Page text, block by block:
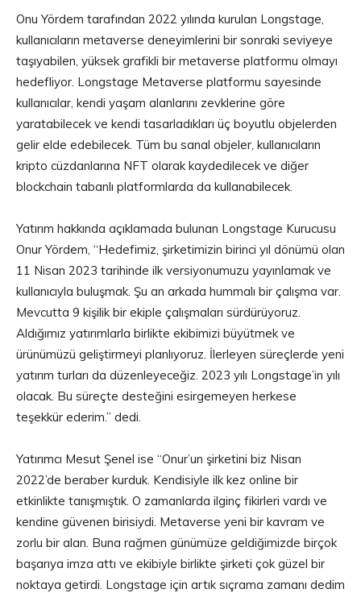
Onu Yördem tarafından 2022 yılında kurulan Longstage,
kullanıcıların metaverse deneyimlerini bir sonraki seviyeye
taşıyabilen, yüksek grafikli bir metaverse platformu olmayı
hedefliyor. Longstage Metaverse platformu sayesinde
kullanıcılar, kendi yaşam alanlarını zevklerine göre
yaratabilecek ve kendi tasarladıkları üç boyutlu objelerden
gelir elde edebilecek. Tüm bu sanal objeler, kullanıcıların
kripto cüzdanlarına NFT olarak kaydedilecek ve diğer
blockchain tabanlı platformlarda da kullanabilecek.
Yatırım hakkında açıklamada bulunan Longstage Kurucusu
Onur Yördem, “Hedefimiz, şirketimizin birinci yıl dönümü olan
11 Nisan 2023 tarihinde ilk versiyonumuzu yayınlamak ve
kullanıcıyla buluşmak. Şu an arkada hummalı bir çalışma var.
Mevcutta 9 kişilik bir ekiple çalışmaları sürdürüyoruz.
Aldığımız yatırımlarla birlikte ekibimizi büyütmek ve
ürünümüzü geliştirmeyi planlıyoruz. İlerleyen süreçlerde yeni
yatırım turları da düzenleyeceğiz. 2023 yılı Longstage’in yılı
olacak. Bu süreçte desteğini esirgemeyen herkese
teşekkür ederim.” dedi.
Yatırımcı Mesut Şenel ise “Onur’un şirketini biz Nisan
2022’de beraber kurduk. Kendisiyle ilk kez online bir
etkinlikte tanışmıştık. O zamanlarda ilginç fikirleri vardı ve
kendine güvenen birisiydi. Metaverse yeni bir kavram ve
zorlu bir alan. Buna rağmen günümüze geldiğimizde birçok
başarıya imza attı ve ekibiyle birlikte şirketi çok güzel bir
noktaya getirdi. Longstage için artık sıçrama zamanı dedim